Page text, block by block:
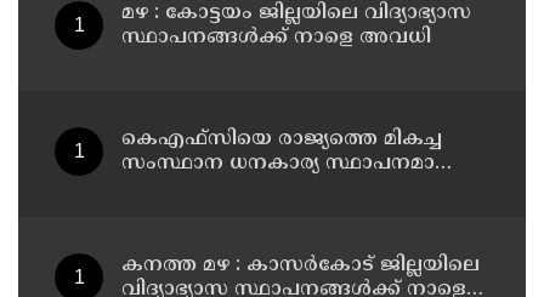
മഴ : കോട്ടയം ജില്ലയിലെ വിദ്യാഭ്യാസ
സ്ഥാപനങ്ങൾക്ക് നാളെ അവധി
കെഎഫ്‌സിയെ രാജ്യത്തെ മികച്ച
സംസ്ഥാന ധനകാര്യ സ്ഥാപനമാക്കും:
കനത്ത മഴ : കാസർകോട് ജില്ലയിലെ
വിദ്യാഭ്യാസ സ്ഥാപനങ്ങൾക്ക് നാളെ